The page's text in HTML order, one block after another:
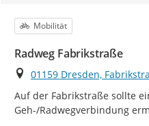
Kategorie
Mobilität
Radweg Fabrikstraße
Ort
01159 Dresden,
Auf der Fabrikstraße sollte
Geh-/Radwegverbindung